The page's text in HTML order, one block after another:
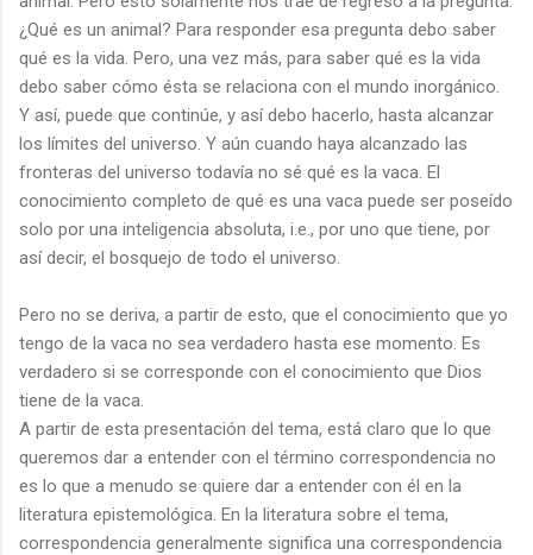
¿Qué es un animal? Para responder esa pregunta debo saber
qué es la vida. Pero, una vez más, para saber qué es la vida
debo saber cómo ésta se relaciona con el mundo inorgánico.
Y así, puede que continúe, y así debo hacerlo, hasta alcanzar
los límites del universo. Y aún cuando haya alcanzado las
fronteras del universo todavía no sé qué es la vaca. El
conocimiento completo de qué es una vaca puede ser poseído
solo por una inteligencia absoluta, i.e., por uno que tiene, por
así decir, el bosquejo de todo el universo.
Pero no se deriva, a partir de esto, que el conocimiento que yo
tengo de la vaca no sea verdadero hasta ese momento. Es
verdadero si se corresponde con el conocimiento que Dios
tiene de la vaca.
A partir de esta presentación del tema, está claro que lo que
queremos dar a entender con el término correspondencia no
es lo que a menudo se quiere dar a entender con él en la
literatura epistemológica. En la literatura sobre el tema,
correspondencia generalmente significa una correspondencia